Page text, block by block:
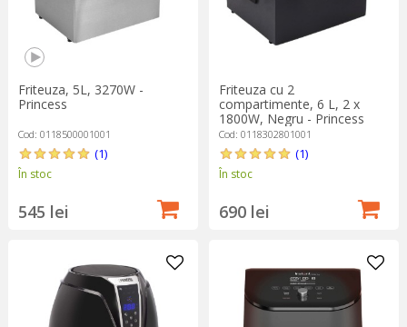
Friteuza, 5L, 3270W -
Princess
Cod: 0118500001001
(1)
În stoc
545 lei
Friteuza cu 2
compartimente, 6 L, 2 x
1800W, Negru - Princess
Cod: 0118302801001
(1)
În stoc
690 lei